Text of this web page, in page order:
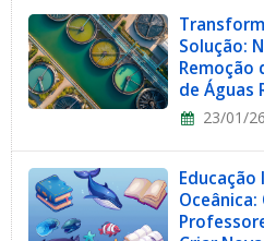
Solução:
Remoção
de Águas
23/01/26
Educação